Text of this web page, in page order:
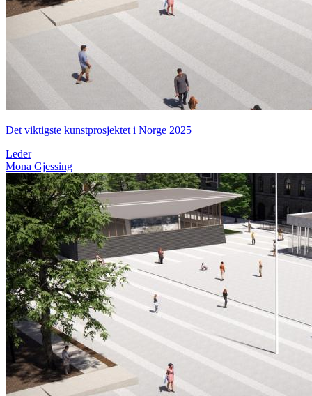
Det viktigste kunstprosjektet i Norge 2025
Leder
Mona Gjessing